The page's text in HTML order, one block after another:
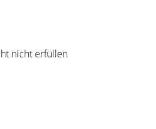
nicht erfüllen